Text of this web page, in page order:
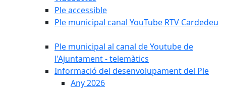
Ple accessible
Ple municipal canal YouTube RTV Cardedeu
Ple municipal al canal de Youtube de
l'Ajuntament - telemàtics
Informació del desenvolupament del Ple
Any 2026